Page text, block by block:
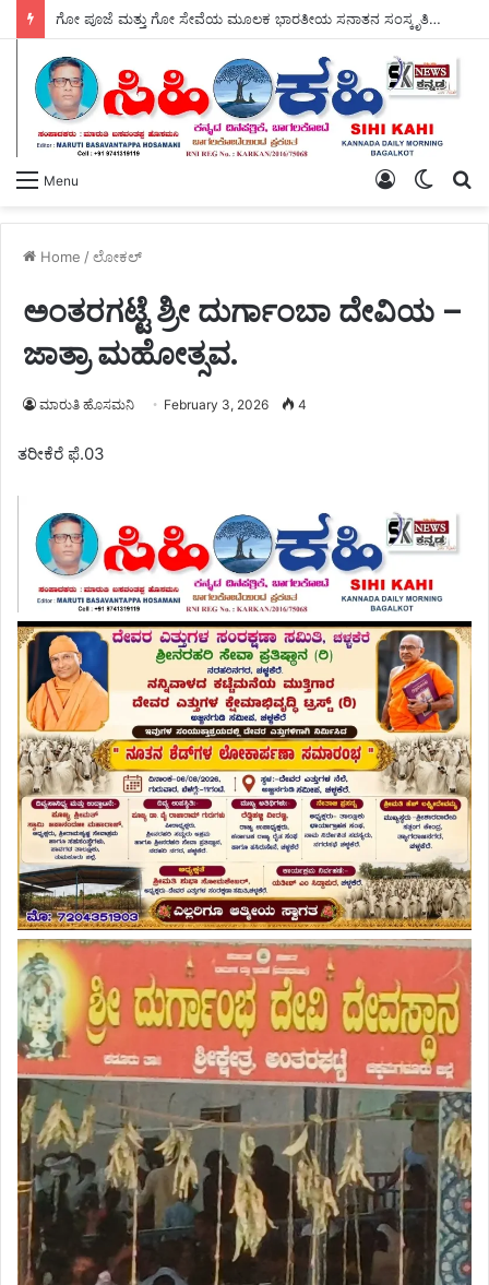
ಗೋ ಪೂಜೆ ಮತ್ತು ಗೋ ಸೇವೆಯ ಮೂಲಕ ಭಾರತೀಯ ಸನಾತನ ಸಂಸ್ಕೃತಿಯ ಉಳಿವಿಗೆ ಭದ್ರವಾದ ಅಡಿಪಾಯ ಹಾಕಲಾಗಿದೆ – ಸ್ವಾಮಿ ಜಪಾನಂದಜೀ ಮಹಾರಾಜ್ ಮೆಚ್ಚುಗೆ.
Menu
Switch
Log
Home /ಲೋಕಲ್
ಅಂತರಗಟ್ಟೆ ಶ್ರೀ ದುರ್ಗಾಂಬಾ ದೇವಿಯ –
ಜಾತ್ರಾ ಮಹೋತ್ಸವ.
ಮಾರುತಿ ಹೊಸಮನಿ February 3, 2026 4
ತರೀಕೆರೆ ಫೆ.03